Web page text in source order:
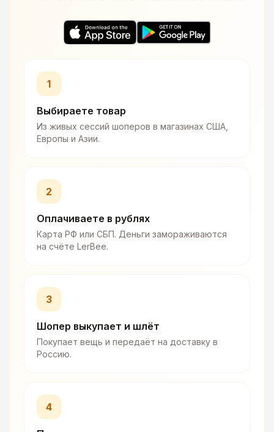
1
Выбираете товар
Из живых сессий шоперов в магазинах США,
Европы и Азии.
2
Оплачиваете в рублях
Карта РФ или СБП. Деньги замораживаются
на счёте LerBee.
3
Шопер выкупает и шлёт
Покупает вещь и передаёт на доставку в
Россию.
4